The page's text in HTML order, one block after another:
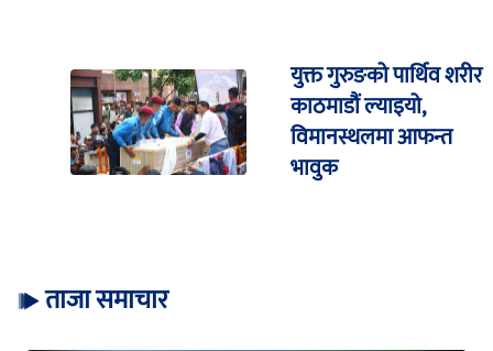
युक्त गुरुङको पार्थिव शरीर
काठमाडौं ल्याइयो,
विमानस्थलमा आफन्त
भावुक
ताजा समाचार